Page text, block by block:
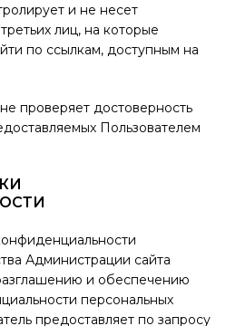
и не несет
лиц, на которые
по ссылкам, доступным на
проверяет достоверность
Пользователем
Администрации сайта
и обеспечению
персональных
предоставляет по запросу